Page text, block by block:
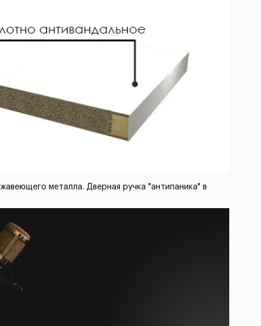
металла. Дверная ручка "антипаника" в